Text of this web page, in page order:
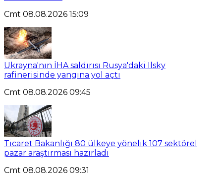
Cmt 08.08.2026 15:09
Ukrayna'nın İHA saldırısı Rusya'daki Ilsky
rafinerisinde yangına yol açtı
Cmt 08.08.2026 09:45
Ticaret Bakanlığı 80 ülkeye yönelik 107 sektörel
pazar araştırması hazırladı
Cmt 08.08.2026 09:31